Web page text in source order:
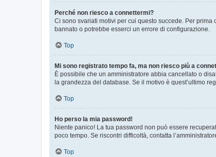
Perché non riesco a connettermi?
Ci sono svariati motivi per cui questo succede. Per
bannato o potrebbe esserci un errore di configurazione.
Top
Mi sono registrato tempo fa, ma non riesco più a
È possibile che un amministratore abbia cancellato o
la grandezza del database. Se il motivo è quest’ultimo
Top
Ho perso la mia password!
Niente panico! La tua password non può essere
poco tempo. Se riscontri difficoltà, contatta
Top